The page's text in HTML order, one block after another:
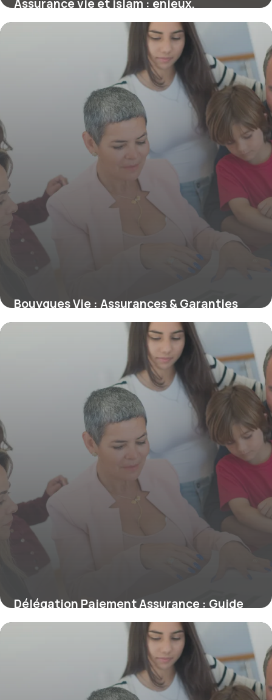
Assurance vie et islam : enjeux,
alternatives et conformité religieuse
Bouygues Vie : Assurances & Garanties
Complètes
Délégation Paiement Assurance : Guide
Complet